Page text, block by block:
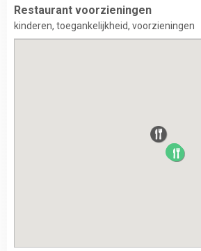
Restaurant voorzieningen
kinderen toegankelijkheid voorzieningen